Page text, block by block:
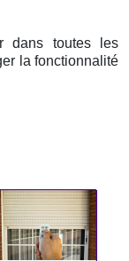
dans toutes les
la fonctionnalité